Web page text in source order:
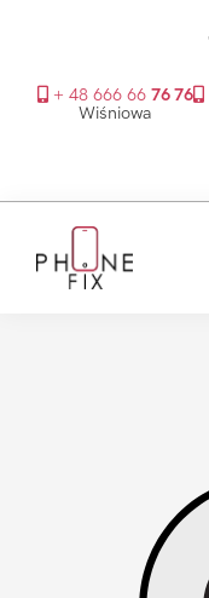
+ 48 666 66 76 76
Wiśniowa
głównego